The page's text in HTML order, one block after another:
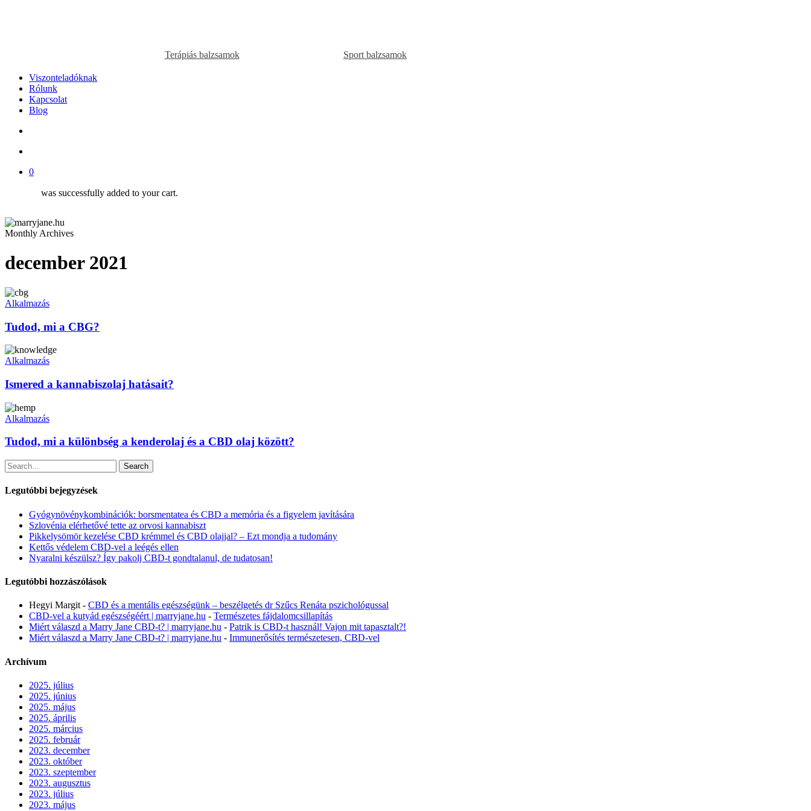
Terápiás balzsamok Sport balzsamok
Viszonteladóknak
Rólunk
Kapcsolat
Blog
0
was successfully added to your cart.
Monthly Archives
december 2021
Tudod,
mi
CBG?
Alkalmazás
Tudod, mi a CBG?
Ismered
a
hatásait?
Alkalmazás
Ismered a kannabiszolaj hatásait?
Tudod,
mi
különbség
kenderolaj
és
CBD
között?
Alkalmazás
Tudod, mi a különbség a kenderolaj és a CBD olaj között?
Search
Legutóbbi bejegyzések
Gyógynövénykombinációk: borsmentatea és CBD a memória és a figyelem javítására
Szlovénia elérhetővé tette az orvosi kannabiszt
Pikkelysömör kezelése CBD krémmel és CBD olajjal? – Ezt mondja a tudomány
Kettős védelem CBD-vel a leégés ellen
Nyaralni készülsz? Így pakolj CBD-t gondtalanul, de tudatosan!
Legutóbbi hozzászólások
Hegyi Margit - CBD és a mentális egészségünk – beszélgetés dr Szűcs Renáta pszichológussal
CBD-vel a kutyád egészségéért | marryjane.hu - Természetes fájdalomcsillapítás
Miért válaszd a Marry Jane CBD-t? | marryjane.hu - Patrik is CBD-t használ! Vajon mit tapasztalt?!
Miért válaszd a Marry Jane CBD-t? | marryjane.hu - Immunerősítés természetesen, CBD-vel
Archívum
2025. július
2025. június
2025. május
2025. április
2025. március
2025. február
2023. december
2023. október
2023. szeptember
2023. augusztus
2023. július
2023. május